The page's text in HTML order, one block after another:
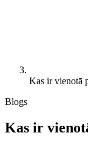
Kas ir vienotā
Blogs
Kas ir